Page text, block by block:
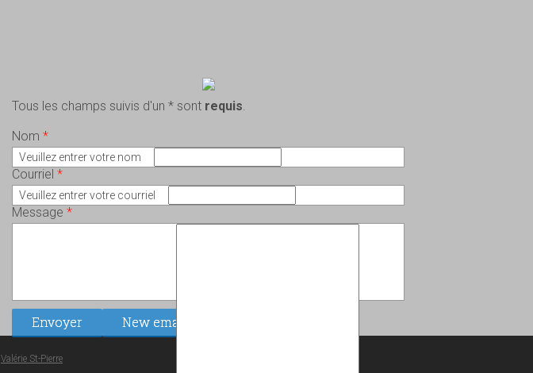
Tous les champs suivis d'un * sont requis.
Nom *
Veuillez entrer votre nom
Courriel *
Veuillez entrer votre courriel
Message *
Valérie St-Pierre